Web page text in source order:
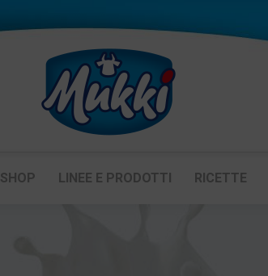
SHOP LINEE E PRODOTTI RICETTE